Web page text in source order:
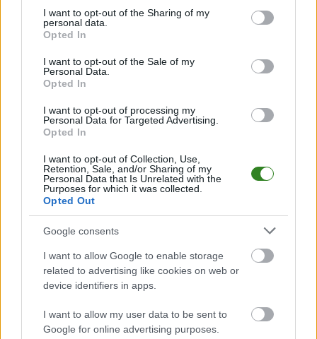
not limited to your visit or usage behaviour. You may click to
grant or deny consent to Google and its third-party tags to
use your data for below specified purposes in below Google
consent section.
I want to opt-out of the Sharing of my
personal data.
Opted In
I want to opt-out of the Sale of my
Personal Data.
Opted In
I want to opt-out of processing my
Personal Data for Targeted Advertising.
Opted In
I want to opt-out of Collection, Use,
Retention, Sale, and/or Sharing of my
Personal Data that Is Unrelated with the
Purposes for which it was collected.
Opted Out
Google consents
I want to allow Google to enable storage
related to advertising like cookies on web or
device identifiers in apps.
I want to allow my user data to be sent to
Google for online advertising purposes.
Jeśli jesteś kibicem klubu KS Wiązownica lub Czarni Jasło - zaglądaj tutaj
częściej. Nasz serwis regularnie dostarcza informacje o
PodkarpacieLive.pl to największa bazameczów lokalnych drużyn
piłkarskichw województwie. Sprawdź nasze relacje, śledź ulubioną ligę i
bądź na bieżąco z wydarzeniami z boisk!
Analiza przed meczem: KS Wiązownica vs Czarni Jasło
KS Wiązownica - Czarni Jasło
2026. Początek meczu o godz. 20:00.
KS Wiązownicaprzystępuje do tego spotkania w roli gospodarza. Jak
drużyna radzi sobie w sezonie 2025/2026 rozgrywek IV liga podkarpacka
przed własną publicznością? Na tej stronie możecie zobaczyć tabelę
uwzględniającą tylko mecze u siebie. W tabeli biorącej pod uwagę tylko
mecze wyjazdowe możecie natomiast sprawdzić jak spisuje się klub
IV liga podkarpacka - sytuacja w tabeli
Przed meczami 32. kolejki - IV liga podkarpacka gospodarze (KS
12. miejscu.
Poniżej znajdziesz także ostatnie mecze obu drużyn oraz statystyki